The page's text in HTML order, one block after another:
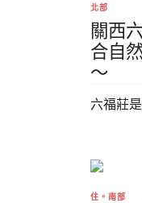
北部
關西
合自
～
六福莊
住。南部